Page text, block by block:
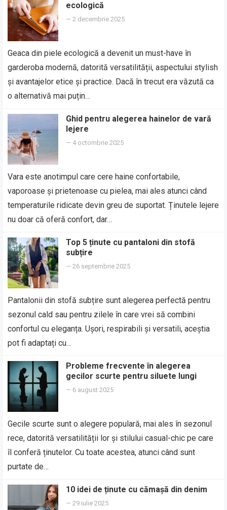
ecologică
—2 decembrie 2025
Geaca din piele ecologică a devenit un must-have în
garderoba modernă, datorită versatilității, aspectului stylish
și avantajelor etice și practice. Dacă în trecut era văzută ca
o alternativă mai puțin…
Ghid pentru alegerea hainelor de vară
lejere
— 4 octombrie 2025
Vara este anotimpul care cere haine confortabile,
vaporoase și prietenoase cu pielea, mai ales atunci când
temperaturile ridicate devin greu de suportat. Ținutele lejere
nu doar că oferă confort, dar…
Top 5 ținute cu pantaloni din stofă
subțire
—26 septembrie 2025
Pantalonii din stofă subțire sunt alegerea perfectă pentru
sezonul cald sau pentru zilele în care vrei să combini
confortul cu eleganța. Ușori, respirabili și versatili, aceștia
pot fi adaptați cu…
Probleme frecvente în alegerea
gecilor scurte pentru siluete lungi
— 6 august 2025
Gecile scurte sunt o alegere populară, mai ales în sezonul
rece, datorită versatilității lor și stilului casual-chic pe care
îl conferă ținutelor. Cu toate acestea, atunci când sunt
purtate de…
10 idei de ținute cu cămașă din denim
—29 iulie 2025